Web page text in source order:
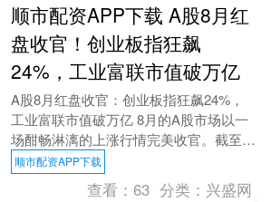
顺市配资APP下载 A股8月红
盘收官！创业板指狂飙
24%，工业富联市值破万亿
A股8月红盘收官：创业板指狂飙24%，
工业富联市值破万亿 8月的A股市场以一
场酣畅淋漓的上涨行情完美收官。截至8
月29日收盘，上证指数涨0.37%，报
3857.....
顺市配资APP下载
查看：63 分类： 兴盛网